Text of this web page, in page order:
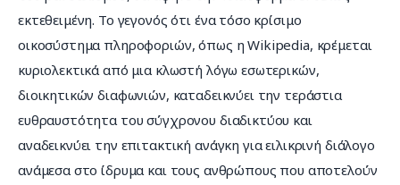
εκτεθειμένη. Το γεγονός ότι ένα τόσο κρίσιμο
οικοσύστημα πληροφοριών, όπως η Wikipedia, κρέμεται
κυριολεκτικά από μια κλωστή λόγω εσωτερικών,
διοικητικών διαφωνιών, καταδεικνύει την τεράστια
ευθραυστότητα του σύγχρονου διαδικτύου και
αναδεικνύει την επιτακτική ανάγκη για ειλικρινή διάλογο
ανάμεσα στο ίδρυμα και τους ανθρώπους που αποτελούν